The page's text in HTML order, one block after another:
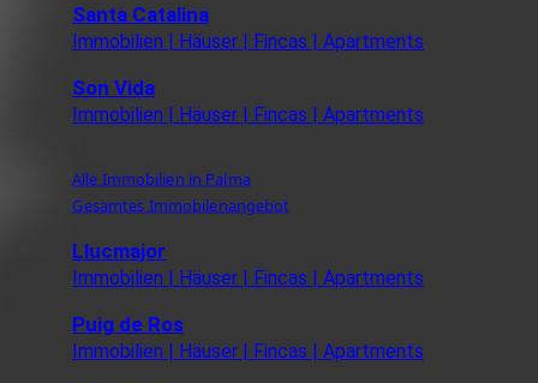
Santa Catalina
Immobilien | Häuser | Fincas | Apartments
Son Vida
Immobilien | Häuser | Fincas | Apartments
Alle Immobilien in Palma
Gesamtes Immobilenangebot
Llucmajor
Immobilien | Häuser | Fincas | Apartments
Puig de Ros
Immobilien | Häuser | Fincas | Apartments